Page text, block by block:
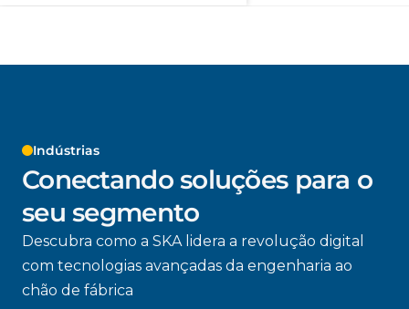
Indústrias
Conectando soluções para o
seu segmento
Descubra como a SKA lidera a revolução digital
com tecnologias avançadas da engenharia ao
chão de fábrica